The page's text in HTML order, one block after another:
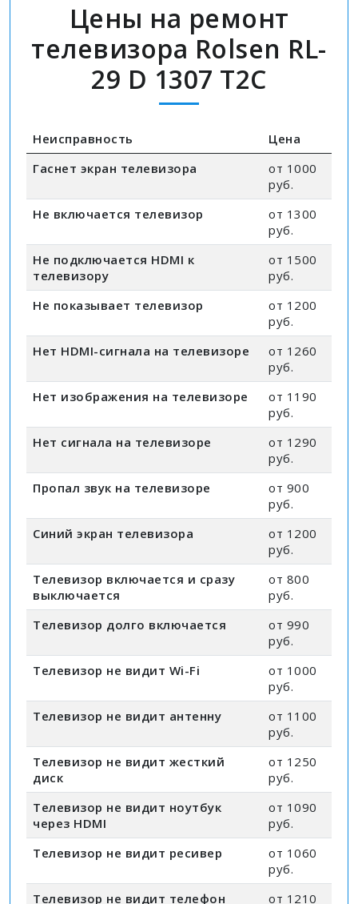
Цены на ремонт
телевизора Rolsen RL-
29 D 1307 T2C
Неисправность
Цена
Гаснет экран телевизора
от 1000
руб.
Не включается телевизор
от 1300
руб.
Не подключается HDMI к
телевизору
от 1500
руб.
Не показывает телевизор
от 1200
руб.
Нет HDMI-сигнала на телевизоре
от 1260
руб.
Нет изображения на телевизоре
от 1190
руб.
Нет сигнала на телевизоре
от 1290
руб.
Пропал звук на телевизоре
от 900
руб.
Синий экран телевизора
от 1200
руб.
Телевизор включается и сразу
выключается
от 800
руб.
Телевизор долго включается
от 990
руб.
Телевизор не видит Wi-Fi
от 1000
руб.
Телевизор не видит антенну
от 1100
руб.
Телевизор не видит жесткий
диск
от 1250
руб.
Телевизор не видит ноутбук
через HDMI
от 1090
руб.
Телевизор не видит ресивер
от 1060
руб.
Телевизор не видит телефон
от 1210